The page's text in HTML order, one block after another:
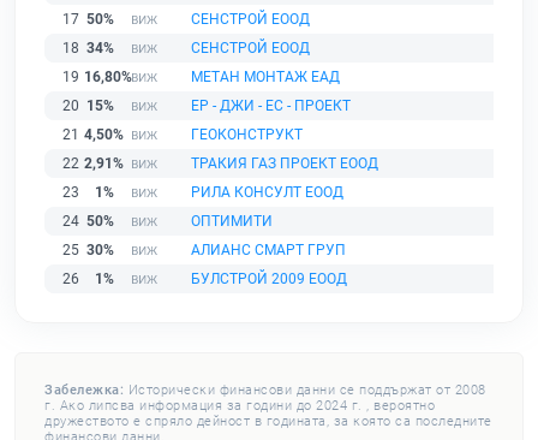
17 50%
СЕНСТРОЙ ЕООД
18 34%
СЕНСТРОЙ ЕООД
19 16,80%
МЕТАН МОНТАЖ ЕАД
20 15%
ЕР - ДЖИ - ЕС - ПРОЕКТ
21 4,50%
ГЕОКОНСТРУКТ
22 2,91%
ТРАКИЯ ГАЗ ПРОЕКТ ЕООД
23
1%
РИЛА КОНСУЛТ ЕООД
24 50%
ОПТИМИТИ
25 30%
АЛИАНС СМАРТ ГРУП
26
1% БУЛСТРОЙ 2009 ЕООД
Забележка: Исторически финансови данни се поддържат от 2008
г. Ако липсва информация за години до 2024 г. , вероятно
дружеството е спряло дейност в годината, за която са последните
финансови данни.